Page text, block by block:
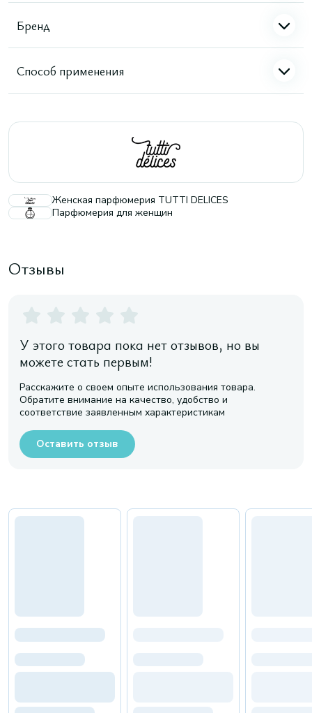
Бренд
Способ применения
Женская парфюмерия TUTTI DELICES
Парфюмерия для женщин
Отзывы
У этого товара пока нет отзывов, но вы
можете стать первым!
Расскажите о своем опыте использования товара.
Обратите внимание на качество, удобство и
соответствие заявленным характеристикам
Оставить отзыв